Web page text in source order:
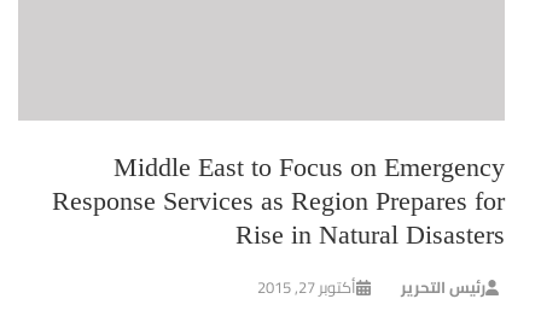
Middle East to Focus on Emergency
Response Services as Region Prepares for
Rise in Natural Disasters
رئيس التحرير أكتوبر 27, 2015